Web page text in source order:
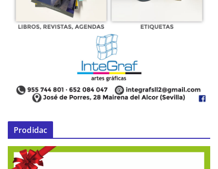
Prodidac